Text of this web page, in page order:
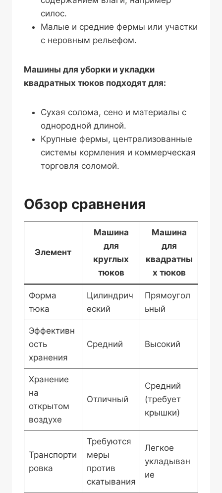
силос.
Малые и средние фермы или участки
с неровным рельефом.
Машины для уборки и укладки
квадратных тюков подходят для:
Сухая солома, сено и материалы с
однородной длиной.
Крупные фермы, централизованные
системы кормления и коммерческая
торговля соломой.
Обзор сравнения
Элемент
Машина
для
круглых
тюков
Машина
для
квадратны
х тюков
Форма
тюка
Цилиндрич
еский
Прямоугол
ьный
Эффективн
ость
хранения
Средний Высокий
Хранение
на
открытом
воздухе
Отличный
Средний
(требует
крышки)
Транспорти
ровка
Требуются
меры
против
скатывания
Легкое
укладыван
ие